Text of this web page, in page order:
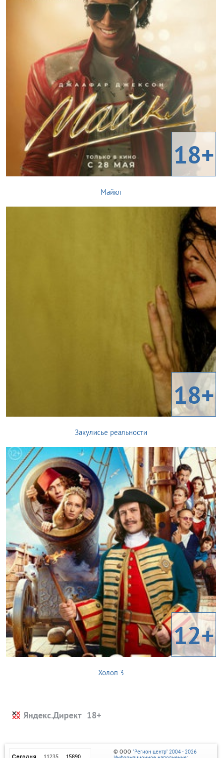
18+
Майкл
18+
Закулисье реальности
12+
Холоп 3
Яндекс.Директ
© ООО "Регион центр" 2004 - 2026